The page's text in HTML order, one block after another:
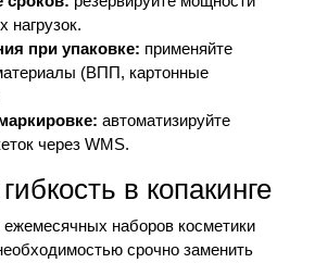
нагрузок.
при упаковке: применяйте
(ВПП, картонные
автоматизируйте
через WMS.
в копакинге
наборов косметики
срочно заменить